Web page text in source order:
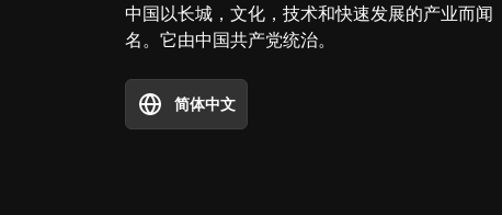
中国以长城，文化，技术和快速发展的产业而闻
名。它由中国共产党统治。
简体中文